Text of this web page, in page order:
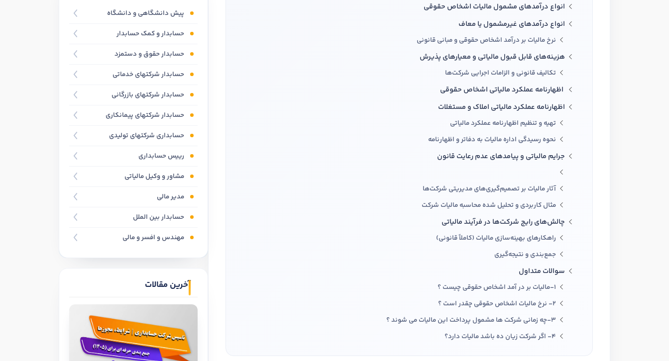
انواع درآمدهای مشمول مالیات اشخاص حقوقی
انواع درآمدهای غیرمشمول یا معاف
نرخ مالیات بر درآمد اشخاص حقوقی و مبانی قانونی
هزینه‌های قابل قبول مالیاتی و معیارهای پذیرش
تکالیف قانونی و الزامات اجرایی شرکت‌ها
اظهارنامه عملکرد مالیاتی اشخاص حقوقی
اظهارنامه عملکرد مالیاتی املاک و مستغلات
تهیه و تنظیم اظهارنامه عملکرد مالیاتی
نحوه رسیدگی اداره مالیات به دفاتر و اظهارنامه
جرایم مالیاتی و پیامدهای عدم رعایت قانون
آثار مالیات بر تصمیم‌گیری‌های مدیریتی شرکت‌ها
مثال کاربردی و تحلیل‌ شده محاسبه مالیات شرکت
چالش‌های رایج شرکت‌ها در فرآیند مالیاتی
راهکارهای بهینه‌سازی مالیات (کاملاً قانونی)
جمع‌بندی و نتیجه‌گیری
سوالات متداول
1-مالیات بر در آمد اشخاص حقوقی چیست ؟
2- نرخ مالیات اشخاص حقوقی چقدر است ؟
3-چه زمانی شرکت ها مشمول پرداخت این مالیات می شوند ؟
4- اگر شرکت زیان ده باشد مالیات دارد؟
پیش دانشگاهی و دانشگاه
حسابدار و کمک حسابدار
حسابدار حقوق و دستمزد
حسابدار شرکتهای خدماتی
حسابدار شرکتهای بازرگانی
حسابدار شرکتهای پیمانکاری
حسابداری شرکتهای تولیدی
رییس حسابداری
مشاور و وکیل مالیاتی
مدیر مالی
حسابدار بین الملل
مهندس و افسر و مالی
آخرین مقالات
نام و نام خانوادگی
رشته تحصیلی
روحیه رهبری دارید ؟
در صورتی که سابقه دارید توضیح مختصر از فعالیتی که در حسابداری داشته اید را بنویسید